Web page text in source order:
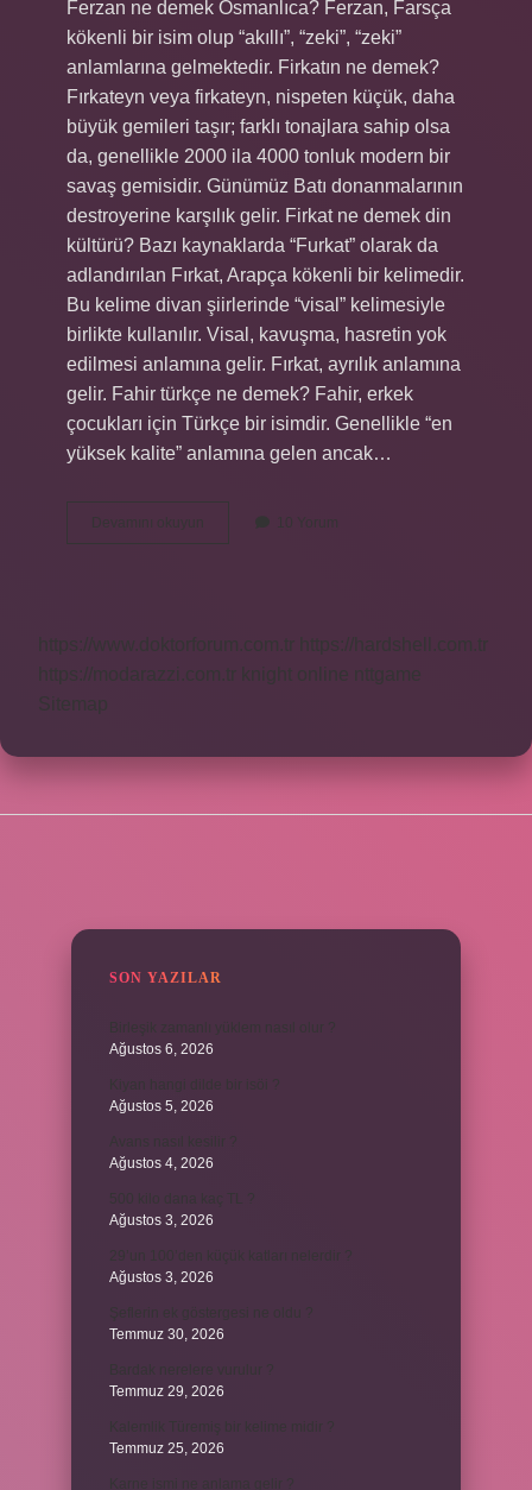
Ferzan ne demek Osmanlıca? Ferzan, Farsça
kökenli bir isim olup “akıllı”, “zeki”, “zeki”
anlamlarına gelmektedir. Firkatın ne demek?
Fırkateyn veya firkateyn, nispeten küçük, daha
büyük gemileri taşır; farklı tonajlara sahip olsa
da, genellikle 2000 ila 4000 tonluk modern bir
savaş gemisidir. Günümüz Batı donanmalarının
destroyerine karşılık gelir. Firkat ne demek din
kültürü? Bazı kaynaklarda “Furkat” olarak da
adlandırılan Fırkat, Arapça kökenli bir kelimedir.
Bu kelime divan şiirlerinde “visal” kelimesiyle
birlikte kullanılır. Visal, kavuşma, hasretin yok
edilmesi anlamına gelir. Fırkat, ayrılık anlamına
gelir. Fahir türkçe ne demek? Fahir, erkek
çocukları için Türkçe bir isimdir. Genellikle “en
yüksek kalite” anlamına gelen ancak…
Devamını okuyun
Ne
10 Yorum
https://www.doktorforum.com.tr
https://hardshell.com.tr
https://modarazzi.com.tr
knight online
nttgame
Sitemap
SON YAZILAR
Ağustos 6, 2026
Ağustos 5, 2026
Ağustos 4, 2026
Ağustos 3, 2026
Ağustos 3, 2026
Temmuz 30, 2026
Temmuz 29, 2026
Temmuz 25, 2026